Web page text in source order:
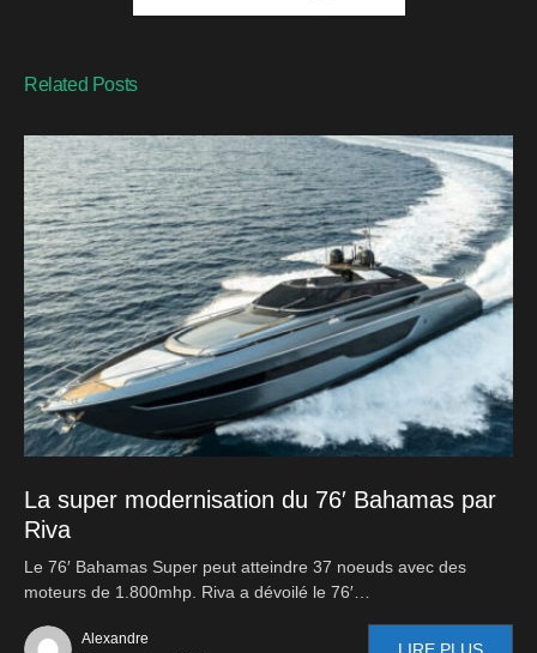
Related Posts
La super modernisation du 76′ Bahamas par
Riva
Le 76′ Bahamas Super peut atteindre 37 noeuds avec des
moteurs de 1.800mhp. Riva a dévoilé le 76′…
Alexandre